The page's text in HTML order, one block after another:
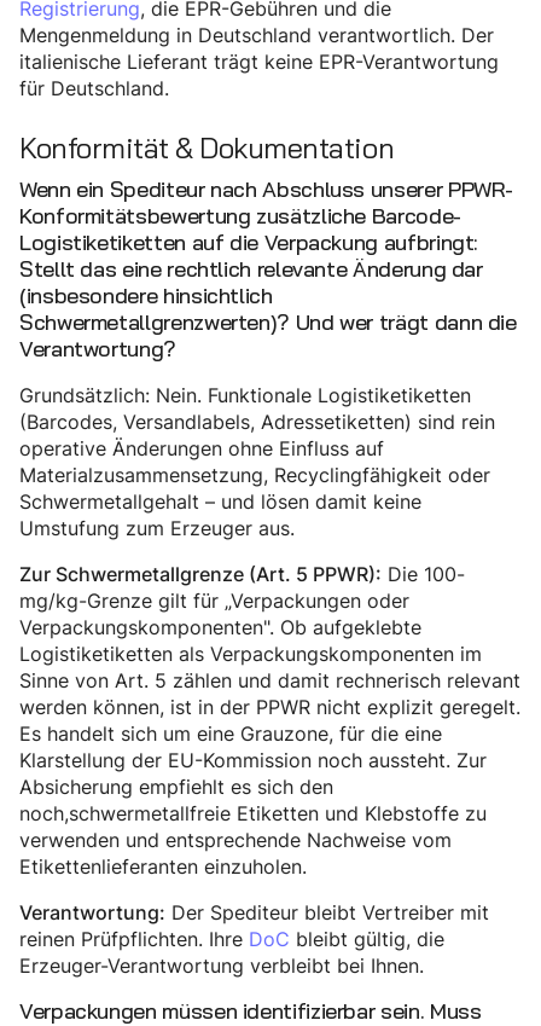
Registrierung, die EPR-Gebühren und die
Mengenmeldung in Deutschland verantwortlich. Der
italienische Lieferant trägt keine EPR-Verantwortung
für Deutschland.
Konformität & Dokumentation
Wenn ein Spediteur nach Abschluss unserer PPWR-
Konformitätsbewertung zusätzliche Barcode-
Logistiketiketten auf die Verpackung aufbringt:
Stellt das eine rechtlich relevante Änderung dar
(insbesondere hinsichtlich
Schwermetallgrenzwerten)? Und wer trägt dann die
Verantwortung?
Grundsätzlich: Nein. Funktionale Logistiketiketten
(Barcodes, Versandlabels, Adressetiketten) sind rein
operative Änderungen ohne Einfluss auf
Materialzusammensetzung, Recyclingfähigkeit oder
Schwermetallgehalt – und lösen damit keine
Umstufung zum Erzeuger aus.
Zur Schwermetallgrenze (Art. 5 PPWR): Die 100-
mg/kg-Grenze gilt für „Verpackungen oder
Verpackungskomponenten". Ob aufgeklebte
Logistiketiketten als Verpackungskomponenten im
Sinne von Art. 5 zählen und damit rechnerisch relevant
werden können, ist in der PPWR nicht explizit geregelt.
Es handelt sich um eine Grauzone, für die eine
Klarstellung der EU-Kommission noch aussteht. Zur
Absicherung empfiehlt es sich den
noch,schwermetallfreie Etiketten und Klebstoffe zu
verwenden und entsprechende Nachweise vom
Etikettenlieferanten einzuholen.
Verantwortung: Der Spediteur bleibt Vertreiber mit
reinen Prüfpflichten. Ihre DoC bleibt gültig, die
Erzeuger-Verantwortung verbleibt bei Ihnen.
Verpackungen müssen identifizierbar sein. Muss